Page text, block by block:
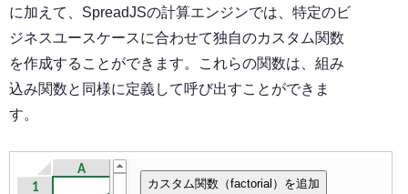
に加えて、SpreadJSの計算エンジンでは、特定のビ
ジネスユースケースに合わせて独自のカスタム関数
を作成することができます。これらの関数は、組み
込み関数と同様に定義して呼び出すことができま
す。